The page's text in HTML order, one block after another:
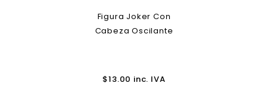
Figura Joker Con
Cabeza Oscilante
$13.00 inc. IVA